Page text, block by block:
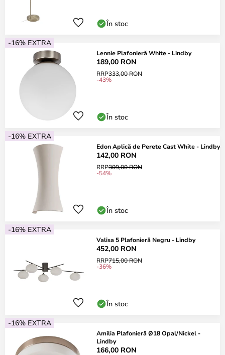
În stoc
-16% EXTRA
Lennie Plafonieră White - Lindby
189,00 RON
RRP333,00 RON
-43%
În stoc
-16% EXTRA
Edon Aplică de Perete Cast White - Lindby
142,00 RON
RRP309,00 RON
-54%
În stoc
-16% EXTRA
Valisa 5 Plafonieră Negru - Lindby
452,00 RON
RRP715,00 RON
-36%
În stoc
-16% EXTRA
Amilia Plafonieră Ø18 Opal/Nickel -
Lindby
166,00 RON